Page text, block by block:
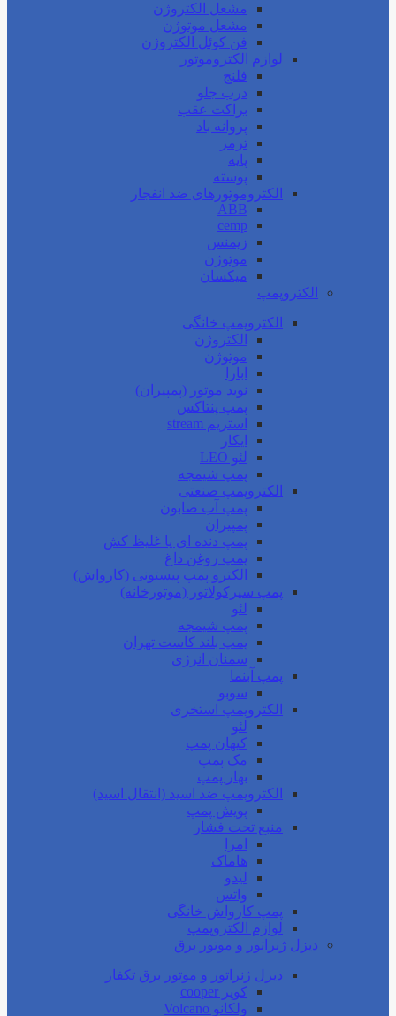
مشعل الکتروژن
مشعل موتوژن
فن کوئل الکتروژن
لوازم الکتروموتور
فلنج
درب جلو
براکت عقب
پروانه باد
ترمز
پایه
پوسته
الکتروموتورهای ضد انفجار
ABB
cemp
زیمنس
موتوژن
میکسان
الکتروپمپ
الکتروپمپ خانگی
الکتروژن
موتوژن
ابارا
نوید موتور (پمپیران)
پمپ پنتاکس
استریم stream
ایکار
لئو LEO
پمپ شیمجه
الکتروپمپ صنعتی
پمپ آب صابون
پمپیران
پمپ دنده ای یا غلیظ کش
پمپ روغن داغ
الکترو پمپ پیستونی (کارواش)
پمپ سیرکولاتور (موتورخانه)
لئو
پمپ شیمجه
پمپ بلند کاست تهران
سمنان انرژی
پمپ آبنما
سوبو
الکتروپمپ استخری
لئو
کیهان پمپ
مک پمپ
بهار پمپ
الکتروپمپ ضد اسید (انتقال اسید)
پویش پمپ
منبع تحت فشار
امرا
هاماک
لیدو
واتس
پمپ کارواش خانگی
لوازم الکتروپمپ
دیزل ژنراتور و موتور برق
دیزل ژنراتور و موتور برق تکفاز
کوپر cooper
ولکانو Volcano